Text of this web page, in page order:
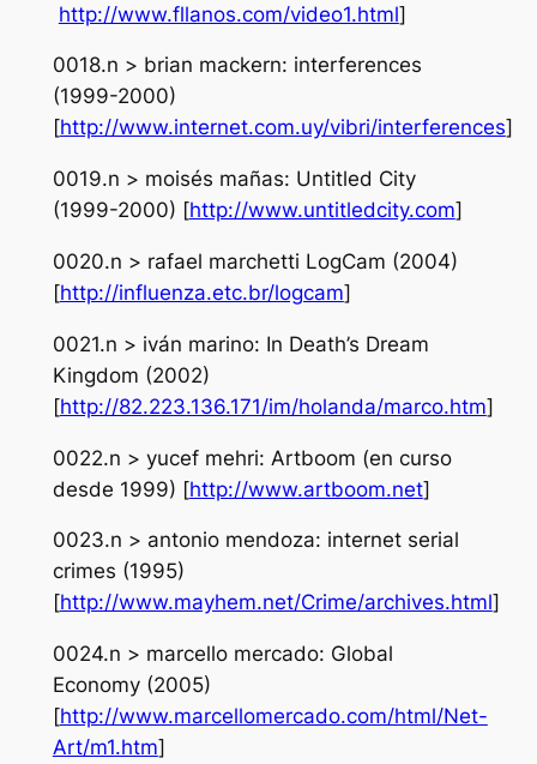
http://www.fllanos.com/video1.html]
0018.n > brian mackern: interferences
(1999-2000)
[http://www.internet.com.uy/vibri/interferences]
0019.n > moisés mañas: Untitled City
(1999-2000) [http://www.untitledcity.com]
0020.n > rafael marchetti LogCam (2004)
[http://influenza.etc.br/logcam]
0021.n > iván marino: In Death’s Dream
Kingdom (2002)
[http://82.223.136.171/im/holanda/marco.htm]
0022.n > yucef mehri: Artboom (en curso
desde 1999) [http://www.artboom.net]
0023.n > antonio mendoza: internet serial
crimes (1995)
[http://www.mayhem.net/Crime/archives.html]
0024.n > marcello mercado: Global
Economy (2005)
[http://www.marcellomercado.com/html/Net-
Art/m1.htm]